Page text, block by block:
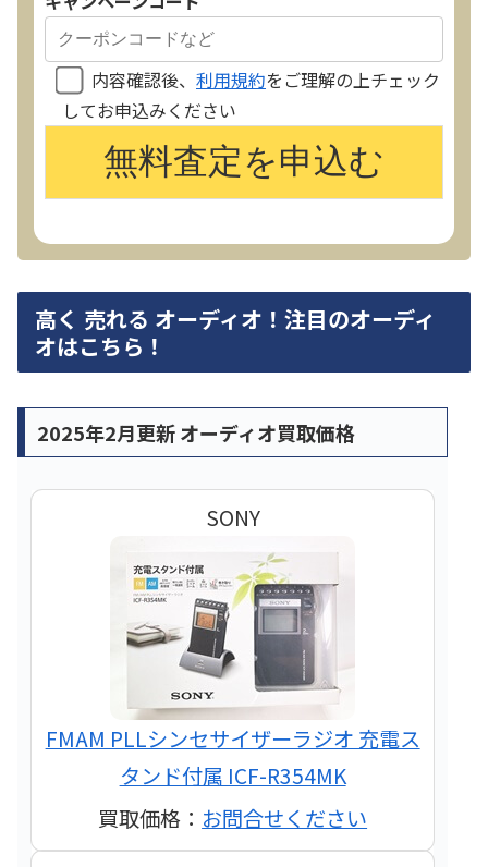
内容確認後、 利用規約をご理解の上チェック
してお申込みください
高く 売れる オーディオ！注目のオーディ
オはこちら！
2025年2月更新 オーディオ買取価格
SONY
FMAM PLLシンセサイザーラジオ 充電ス
タンド付属 ICF-R354MK
買取価格： お問合せください